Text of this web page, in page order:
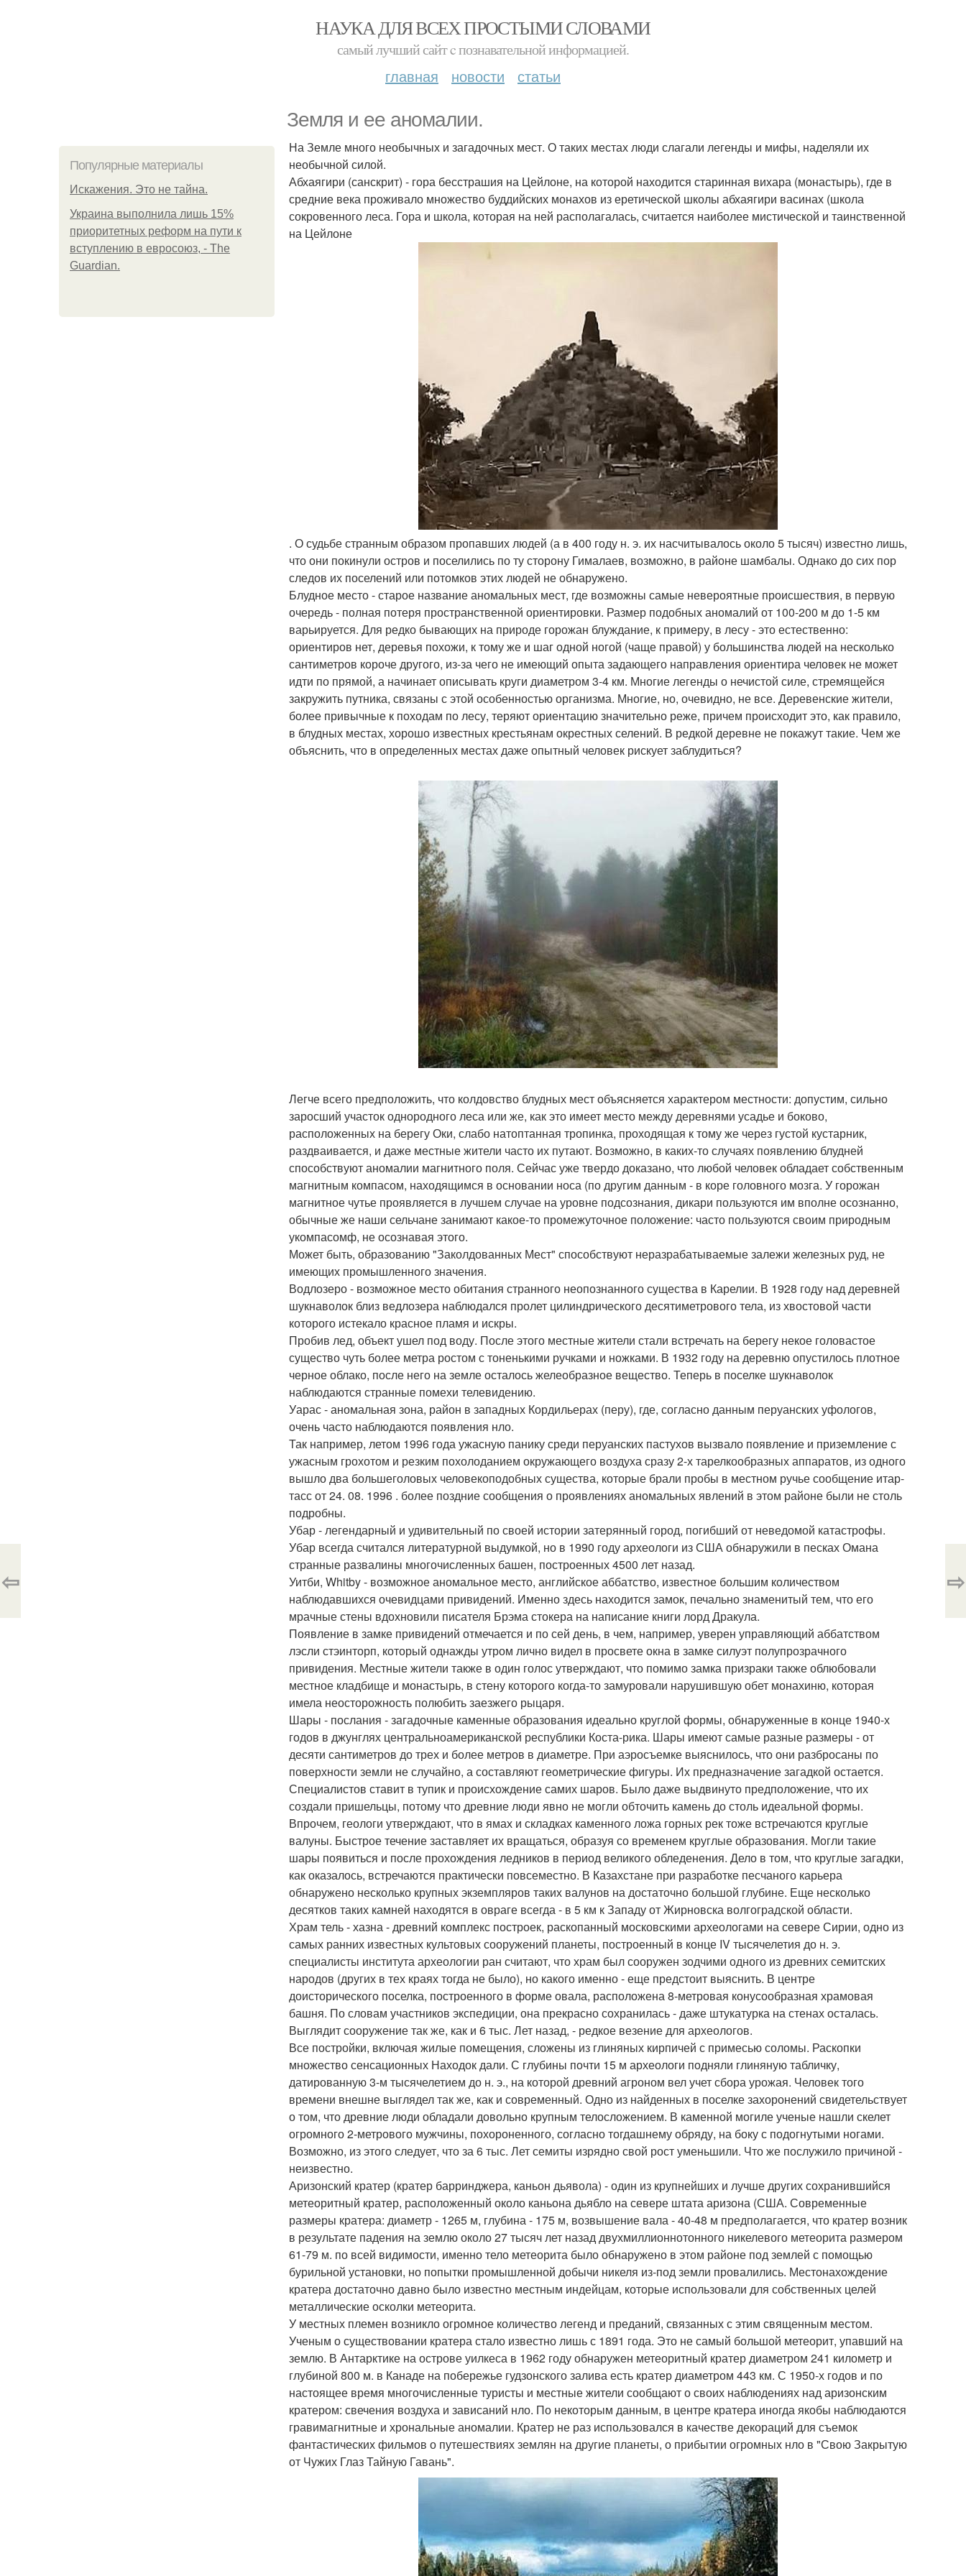
НАУКА ДЛЯ ВСЕХ ПРОСТЫМИ СЛОВАМИ
самый лучший сайт c познавательной информацией.
главная новости статьи
Земля и ее аномалии.
Популярные материалы
Искажения. Это не тайна.
Украина выполнила лишь 15%
приоритетных реформ на пути к
вступлению в евросоюз, - The
Guardian.
На Земле много необычных и загадочных мест. О таких местах люди слагали легенды и мифы, наделяли их
необычной силой.
Абхаягири (санскрит) - гора бесстрашия на Цейлоне, на которой находится старинная вихара (монастырь), где в
средние века проживало множество буддийских монахов из еретической школы абхаягири васинах (школа
сокровенного леса. Гора и школа, которая на ней располагалась, считается наиболее мистической и таинственной
на Цейлоне
. О судьбе странным образом пропавших людей (а в 400 году н. э. их насчитывалось около 5 тысяч) известно лишь,
что они покинули остров и поселились по ту сторону Гималаев, возможно, в районе шамбалы. Однако до сих пор
следов их поселений или потомков этих людей не обнаружено.
Блудное место - старое название аномальных мест, где возможны самые невероятные происшествия, в первую
очередь - полная потеря пространственной ориентировки. Размер подобных аномалий от 100-200 м до 1-5 км
варьируется. Для редко бывающих на природе горожан блуждание, к примеру, в лесу - это естественно:
ориентиров нет, деревья похожи, к тому же и шаг одной ногой (чаще правой) у большинства людей на несколько
сантиметров короче другого, из-за чего не имеющий опыта задающего направления ориентира человек не может
идти по прямой, а начинает описывать круги диаметром 3-4 км. Многие легенды о нечистой силе, стремящейся
закружить путника, связаны с этой особенностью организма. Многие, но, очевидно, не все. Деревенские жители,
более привычные к походам по лесу, теряют ориентацию значительно реже, причем происходит это, как правило,
в блудных местах, хорошо известных крестьянам окрестных селений. В редкой деревне не покажут такие. Чем же
объяснить, что в определенных местах даже опытный человек рискует заблудиться?
Легче всего предположить, что колдовство блудных мест объясняется характером местности: допустим, сильно
заросший участок однородного леса или же, как это имеет место между деревнями усадье и боково,
расположенных на берегу Оки, слабо натоптанная тропинка, проходящая к тому же через густой кустарник,
раздваивается, и даже местные жители часто их путают. Возможно, в каких-то случаях появлению блудней
способствуют аномалии магнитного поля. Сейчас уже твердо доказано, что любой человек обладает собственным
магнитным компасом, находящимся в основании носа (по другим данным - в коре головного мозга. У горожан
магнитное чутье проявляется в лучшем случае на уровне подсознания, дикари пользуются им вполне осознанно,
обычные же наши сельчане занимают какое-то промежуточное положение: часто пользуются своим природным
укомпасомф, не осознавая этого.
Может быть, образованию "Заколдованных Мест" способствуют неразрабатываемые залежи железных руд, не
имеющих промышленного значения.
Водлозеро - возможное место обитания странного неопознанного существа в Карелии. В 1928 году над деревней
шукнаволок близ ведлозера наблюдался пролет цилиндрического десятиметрового тела, из хвостовой части
которого истекало красное пламя и искры.
Пробив лед, объект ушел под воду. После этого местные жители стали встречать на берегу некое головастое
существо чуть более метра ростом с тоненькими ручками и ножками. В 1932 году на деревню опустилось плотное
черное облако, после него на земле осталось желеобразное вещество. Теперь в поселке шукнаволок
наблюдаются странные помехи телевидению.
Уарас - аномальная зона, район в западных Кордильерах (перу), где, согласно данным перуанских уфологов,
очень часто наблюдаются появления нло.
Так например, летом 1996 года ужасную панику среди перуанских пастухов вызвало появление и приземление с
ужасным грохотом и резким похолоданием окружающего воздуха сразу 2-х тарелкообразных аппаратов, из одного
вышло два большеголовых человекоподобных существа, которые брали пробы в местном ручье сообщение итар-
тасс от 24. 08. 1996 . более поздние сообщения о проявлениях аномальных явлений в этом районе были не столь
подробны.
Убар - легендарный и удивительный по своей истории затерянный город, погибший от неведомой катастрофы.
Убар всегда считался литературной выдумкой, но в 1990 году археологи из США обнаружили в песках Омана
странные развалины многочисленных башен, построенных 4500 лет назад.
Уитби, Whitby - возможное аномальное место, английское аббатство, известное большим количеством
наблюдавшихся очевидцами привидений. Именно здесь находится замок, печально знаменитый тем, что его
мрачные стены вдохновили писателя Брэма стокера на написание книги лорд Дракула.
Появление в замке привидений отмечается и по сей день, в чем, например, уверен управляющий аббатством
лэсли стэинторп, который однажды утром лично видел в просвете окна в замке силуэт полупрозрачного
привидения. Местные жители также в один голос утверждают, что помимо замка призраки также облюбовали
местное кладбище и монастырь, в стену которого когда-то замуровали нарушившую обет монахиню, которая
имела неосторожность полюбить заезжего рыцаря.
Шары - послания - загадочные каменные образования идеально круглой формы, обнаруженные в конце 1940-х
годов в джунглях центральноамериканской республики Коста-рика. Шары имеют самые разные размеры - от
десяти сантиметров до трех и более метров в диаметре. При аэросъемке выяснилось, что они разбросаны по
поверхности земли не случайно, а составляют геометрические фигуры. Их предназначение загадкой остается.
Специалистов ставит в тупик и происхождение самих шаров. Было даже выдвинуто предположение, что их
создали пришельцы, потому что древние люди явно не могли обточить камень до столь идеальной формы.
Впрочем, геологи утверждают, что в ямах и складках каменного ложа горных рек тоже встречаются круглые
валуны. Быстрое течение заставляет их вращаться, образуя со временем круглые образования. Могли такие
шары появиться и после прохождения ледников в период великого обледенения. Дело в том, что круглые загадки,
как оказалось, встречаются практически повсеместно. В Казахстане при разработке песчаного карьера
обнаружено несколько крупных экземпляров таких валунов на достаточно большой глубине. Еще несколько
десятков таких камней находятся в овраге всегда - в 5 км к Западу от Жирновска волгоградской области.
Храм тель - хазна - древний комплекс построек, раскопанный московскими археологами на севере Сирии, одно из
самых ранних известных культовых сооружений планеты, построенный в конце IV тысячелетия до н. э.
специалисты института археологии ран считают, что храм был сооружен зодчими одного из древних семитских
народов (других в тех краях тогда не было), но какого именно - еще предстоит выяснить. В центре
доисторического поселка, построенного в форме овала, расположена 8-метровая конусообразная храмовая
башня. По словам участников экспедиции, она прекрасно сохранилась - даже штукатурка на стенах осталась.
Выглядит сооружение так же, как и 6 тыс. Лет назад, - редкое везение для археологов.
Все постройки, включая жилые помещения, сложены из глиняных кирпичей с примесью соломы. Раскопки
множество сенсационных Находок дали. С глубины почти 15 м археологи подняли глиняную табличку,
датированную 3-м тысячелетием до н. э., на которой древний агроном вел учет сбора урожая. Человек того
времени внешне выглядел так же, как и современный. Одно из найденных в поселке захоронений свидетельствует
о том, что древние люди обладали довольно крупным телосложением. В каменной могиле ученые нашли скелет
огромного 2-метрового мужчины, похороненного, согласно тогдашнему обряду, на боку с подогнутыми ногами.
Возможно, из этого следует, что за 6 тыс. Лет семиты изрядно свой рост уменьшили. Что же послужило причиной -
неизвестно.
Аризонский кратер (кратер барринджера, каньон дьявола) - один из крупнейших и лучше других сохранившийся
метеоритный кратер, расположенный около каньона дьябло на севере штата аризона (США. Современные
размеры кратера: диаметр - 1265 м, глубина - 175 м, возвышение вала - 40-48 м предполагается, что кратер возник
в результате падения на землю около 27 тысяч лет назад двухмиллионнотонного никелевого метеорита размером
61-79 м. по всей видимости, именно тело метеорита было обнаружено в этом районе под землей с помощью
бурильной установки, но попытки промышленной добычи никеля из-под земли провалились. Местонахождение
кратера достаточно давно было известно местным индейцам, которые использовали для собственных целей
металлические осколки метеорита.
У местных племен возникло огромное количество легенд и преданий, связанных с этим священным местом.
Ученым о существовании кратера стало известно лишь с 1891 года. Это не самый большой метеорит, упавший на
землю. В Антарктике на острове уилкеса в 1962 году обнаружен метеоритный кратер диаметром 241 километр и
глубиной 800 м. в Канаде на побережье гудзонского залива есть кратер диаметром 443 км. С 1950-х годов и по
настоящее время многочисленные туристы и местные жители сообщают о своих наблюдениях над аризонским
кратером: свечения воздуха и зависаний нло. По некоторым данным, в центре кратера иногда якобы наблюдаются
гравимагнитные и хрональные аномалии. Кратер не раз использовался в качестве декораций для съемок
фантастических фильмов о путешествиях землян на другие планеты, о прибытии огромных нло в "Свою Закрытую
от Чужих Глаз Тайную Гавань".
⇦ ⇨